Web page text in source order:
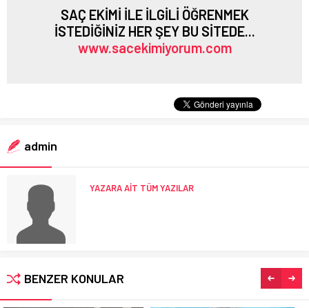
SAÇ EKİMİ İLE İLGİLİ ÖĞRENMEK
İSTEDİĞİNİZ HER ŞEY BU SİTEDE...
www.sacekimiyorum.com
admin
YAZARA AİT TÜM YAZILAR
BENZER KONULAR